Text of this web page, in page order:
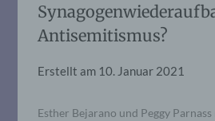
Antisemitismus?
Erstellt am 10. Januar 2021
Esther Bejarano und Peggy